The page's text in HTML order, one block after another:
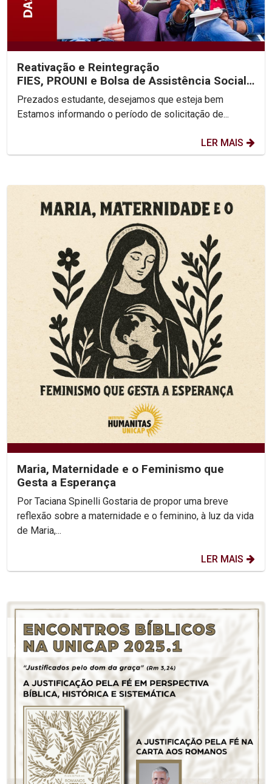
Reativação e Reintegração
FIES, PROUNI e Bolsa de Assistência Social
2025.2
Prezados estudante, desejamos que esteja bem
Estamos informando o período de solicitação de...
LER MAIS
Maria, Maternidade e o Feminismo que
Gesta a Esperança
Por Taciana Spinelli Gostaria de propor uma breve
reflexão sobre a maternidade e o feminino, à luz da vida
de Maria,...
LER MAIS